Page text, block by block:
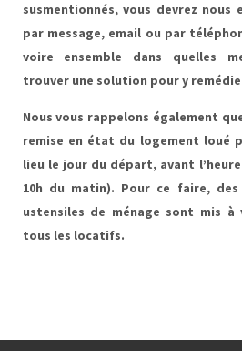
susmentionnés, vous devrez
par message, email ou par
voire ensemble dans quelles
trouver une solution pour y
Nous vous rappelons également
remise en état du logement loué
lieu le jour du départ, avant
10h du matin). Pour ce faire,
ustensiles de ménage sont mis
tous les locatifs.